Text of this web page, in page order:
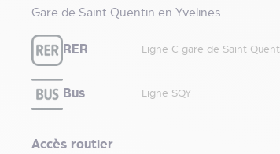
Gare de Saint Quentin en Yvelines
RER Ligne C gare de Saint
Bus Ligne SQY
Accès routier